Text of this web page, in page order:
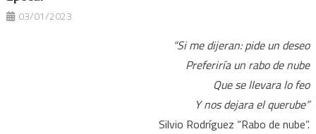
03/01/2023
“Si me dijeran: pide un deseo
Preferiría un rabo de nube
Que se llevara lo feo
Y nos dejara el querube”
Silvio Rodríguez “Rabo de nube”.